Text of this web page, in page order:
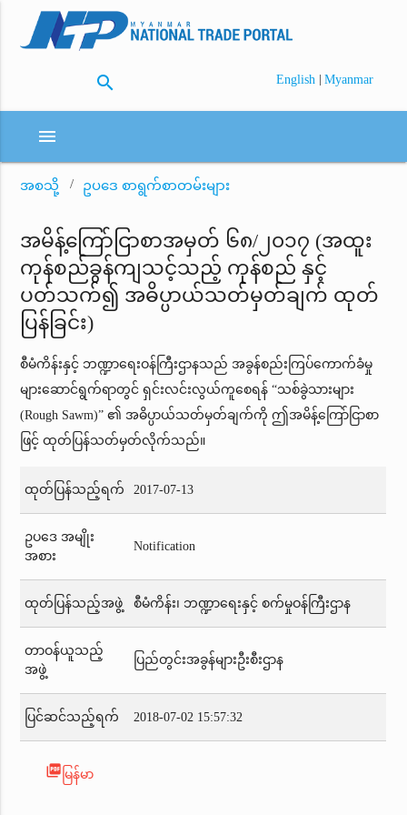
search English | Myanmar
menu
အစသို့ ဥပဒေ စာရွက်စာတမ်းများ
အမိန့်ကြော်ငြာစာအမှတ် ၆၈/၂၀၁၇ (အထူး
ကုန်စည်ခွန်ကျသင့်သည့် ကုန်စည် နှင့်
ပတ်သက်၍ အဓိပ္ပာယ်သတ်မှတ်ချက် ထုတ်
ပြန်ခြင်း)
စီမံကိန်းနှင့် ဘဏ္ဍာရေးဝန်ကြီးဌာနသည် အခွန်စည်းကြပ်ကောက်ခံမှု
များဆောင်ရွက်ရာတွင် ရှင်းလင်းလွယ်ကူစေရန် “သစ်ခွဲသားများ
(Rough Sawm)” ၏ အဓိပ္ပာယ်သတ်မှတ်ချက်ကို ဤအမိန့်ကြော်ငြာစာ
ဖြင့် ထုတ်ပြန်သတ်မှတ်လိုက်သည်။
ထုတ်ပြန်သည့်ရက် 2017-07-13
ဥပဒေ အမျိုး
အစား
Notification
ထုတ်ပြန်သည့်အဖွဲ့ စီမံကိန်း၊ ဘဏ္ဍာရေးနှင့် စက်မှုဝန်ကြီးဌာန
တာဝန်ယူသည့်
အဖွဲ့
ပြည်တွင်းအခွန်များဦးစီးဌာန
ပြင်ဆင်သည့်ရက် 2018-07-02 15:57:32
picture_as_pdf မြန်မာ